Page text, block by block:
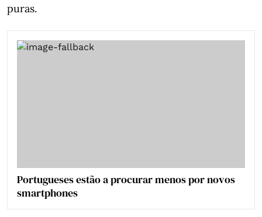
puras.
Portugueses estão a procurar menos por novos
smartphones